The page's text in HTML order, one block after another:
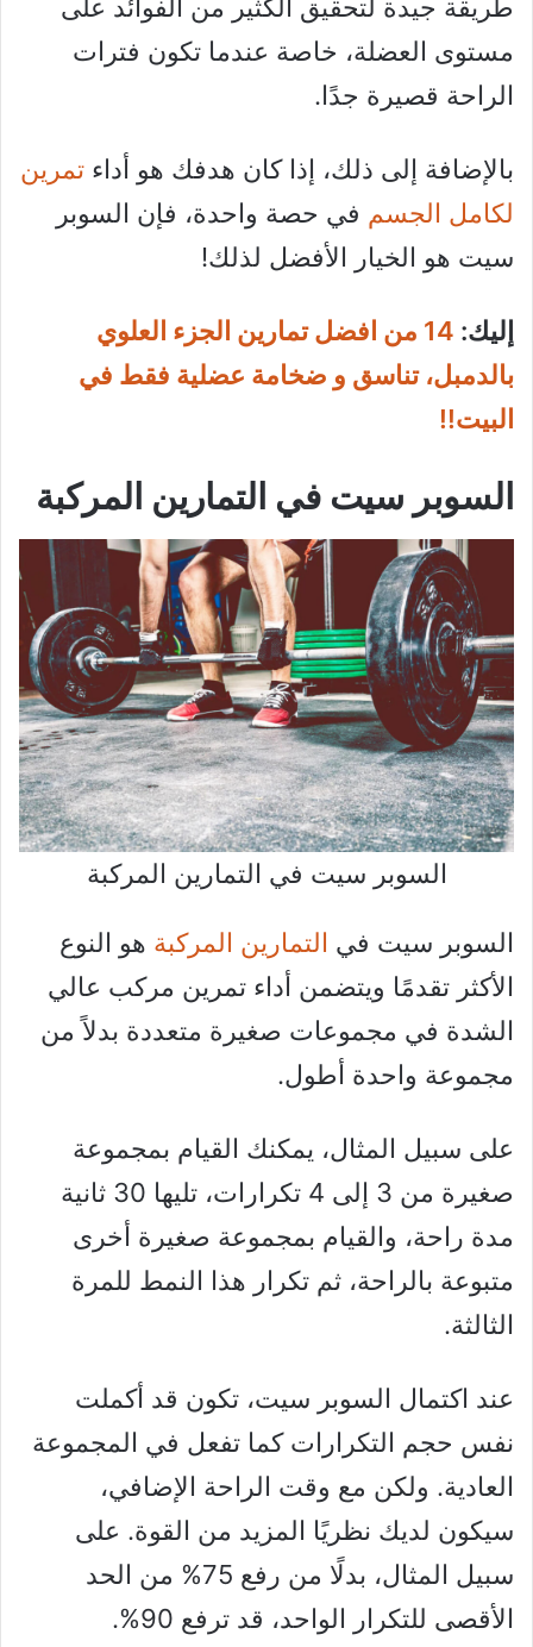
طريقة جيدة لتحقيق الكثير من الفوائد على
مستوى العضلة، خاصة عندما تكون فترات
الراحة قصيرة جدًا.
بالإضافة إلى ذلك، إذا كان هدفك هو أداء تمرين
لكامل الجسم في حصة واحدة، فإن السوبر
سيت هو الخيار الأفضل لذلك!
إليك:
14 من افضل تمارين الجزء العلوي
بالدمبل، تناسق و ضخامة عضلية فقط في
البيت!!
السوبر سيت في التمارين المركبة
السوبر سيت في التمارين المركبة
السوبر سيت في التمارين المركبة هو النوع
الأكثر تقدمًا ويتضمن أداء تمرين مركب عالي
الشدة في مجموعات صغيرة متعددة بدلاً من
مجموعة واحدة أطول.
على سبيل المثال، يمكنك القيام بمجموعة
صغيرة من 3 إلى 4 تكرارات، تليها 30 ثانية
مدة راحة، والقيام بمجموعة صغيرة أخرى
متبوعة بالراحة، ثم تكرار هذا النمط للمرة
الثالثة.
عند اكتمال السوبر سيت، تكون قد أكملت
نفس حجم التكرارات كما تفعل في المجموعة
العادية. ولكن مع وقت الراحة الإضافي،
سيكون لديك نظريًا المزيد من القوة. على
سبيل المثال، بدلًا من رفع 75% من الحد
الأقصى للتكرار الواحد، قد ترفع 90%.